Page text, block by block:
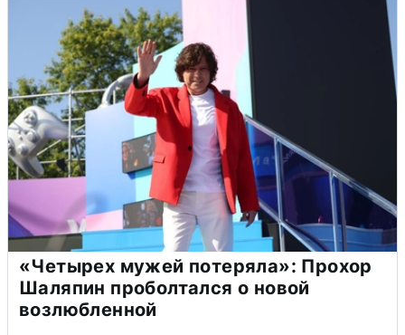
«Четырех мужей потеряла»: Прохор
Шаляпин проболтался о новой
возлюбленной